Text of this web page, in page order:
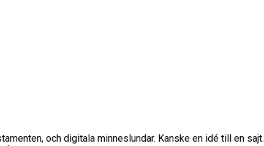
och digitala minneslundar. Kanske en idé till en